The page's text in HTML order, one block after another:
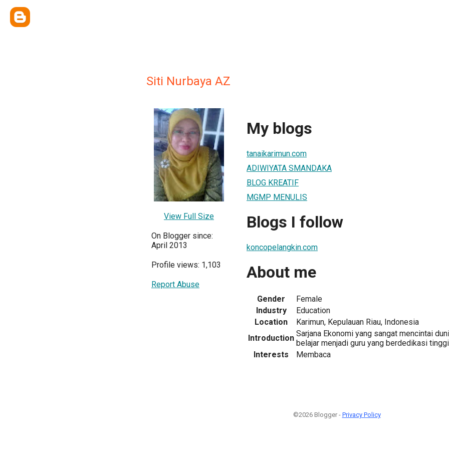
Siti Nurbaya AZ
View Full Size
On Blogger since:
April 2013
Profile views: 1,103
Report Abuse
My blogs
tanaikarimun.com
ADIWIYATA SMANDAKA
BLOG KREATIF
MGMP MENULIS
Blogs I follow
koncopelangkin.com
About me
Gender
Female
Industry
Education
Location
Karimun, Kepulauan Riau, Indonesia
Introduction Sarjana Ekonomi yang sangat mencintai
belajar menjadi guru yang berdedikasi
Interests
Membaca
©2026 Blogger - Privacy Policy